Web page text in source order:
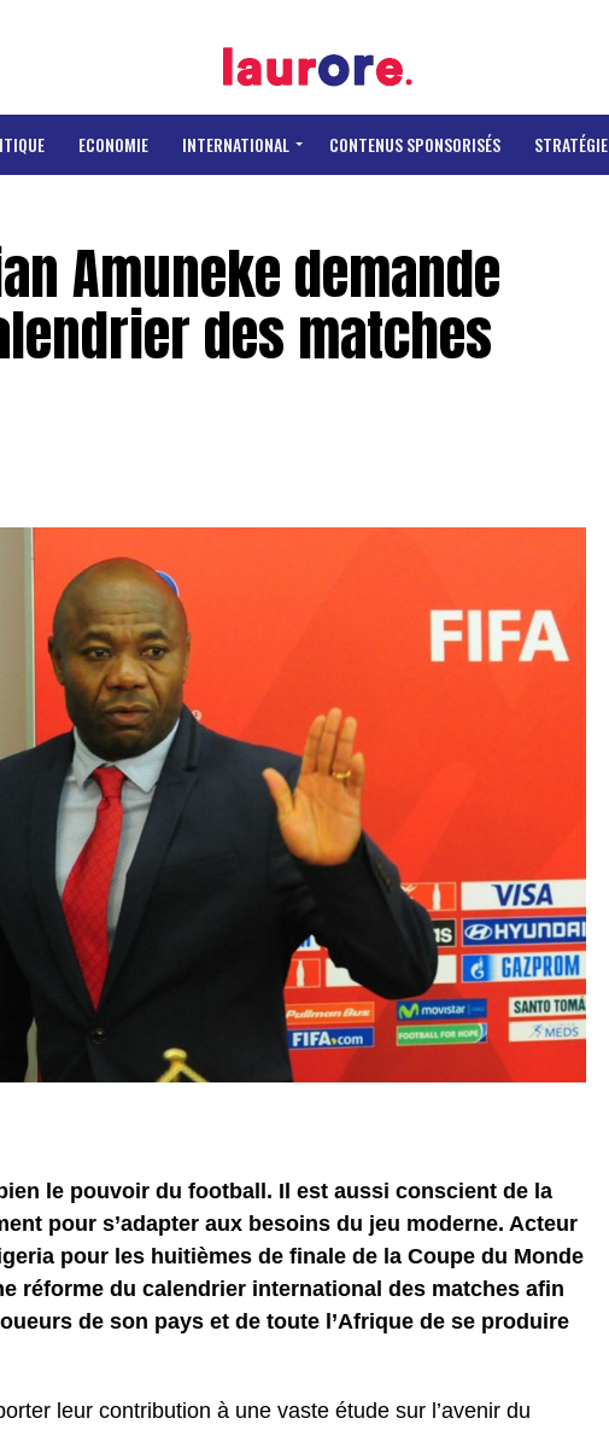
ECONOMIE INTERNATIONAL CONTENUS SPONSORISÉS STRATÉGIE
Amuneke demande
des matches
le pouvoir du football. Il est aussi conscient de la
pour s’adapter aux besoins du jeu moderne. Acteur
pour les huitièmes de finale de la Coupe du Monde
réforme du calendrier international des matches afin
de son pays et de toute l’Afrique de se produire
leur contribution à une vaste étude sur l’avenir du